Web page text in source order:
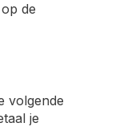
de
volgende
je